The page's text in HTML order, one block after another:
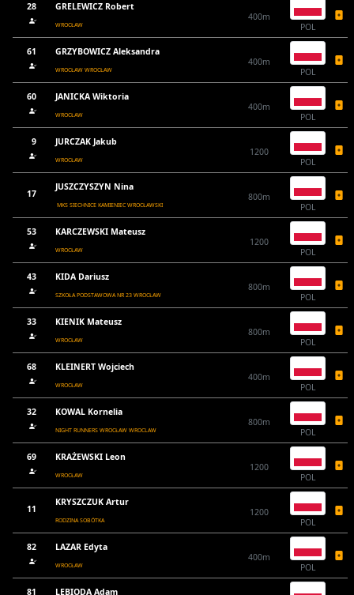
28 GRELEWICZ Robert
WROCŁAW
400m
POL
61 GRZYBOWICZ Aleksandra
WROCŁAW WROCŁAW
400m
POL
60 JANICKA Wiktoria
WROCŁAW
400m
POL
9 JURCZAK Jakub
WROCŁAW
1200
POL
17
JUSZCZYSZYN Nina
MKS SIECHNICE KAMIENIEC WROCŁAWSKI
800m
POL
53 KARCZEWSKI Mateusz
WROCŁAW
1200
POL
43 KIDA Dariusz
SZKOŁA PODSTAWOWA NR 23 WROCŁAW
800m
POL
33 KIENIK Mateusz
WROCŁAW
800m
POL
68 KLEINERT Wojciech
WROCŁAW
400m
POL
32 KOWAL Kornelia
NIGHT RUNNERS WROCŁAW WROCLAW
800m
POL
69 KRAŻEWSKI Leon
WROCŁAW
1200
POL
11
KRYSZCZUK Artur
RODZINA SOBÓTKA
1200
POL
82 LAZAR Edyta
WROCŁAW
400m
POL
81 LEBIODA Adam